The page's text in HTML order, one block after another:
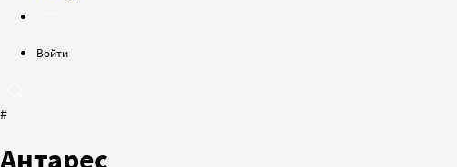
Войти
#